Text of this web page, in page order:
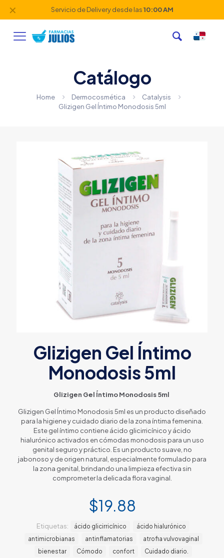
Servicio de Delivery desde las10:00 AM
✕
Catálogo
Home Dermocosmética
Catalysis
Glizigen Gel Íntimo Monodosis 5ml
Glizigen Gel Íntimo
Monodosis 5ml
Glizigen Gel Íntimo Monodosis 5ml
Glizigen Gel Íntimo Monodosis 5ml es un producto diseñado
para la higiene y cuidado diario de la zona íntima femenina.
Este gel íntimo contiene ácido glicirricínico y ácido
hialurónico activados en cómodas monodosis para un uso
genital seguro y práctico. Es un producto suave, no
jabonoso y de origen natural, especialmente formulado para
la zona genital, brindando una limpieza efectiva sin
comprometer la delicada flora vaginal.
$19.88
Etiquetas: ácido glicirricínico
ácido hialurónico
antimicrobianas
antinflamatorias
atrofia vulvovaginal
bienestar
Cómodo confort
Cuidado diario.